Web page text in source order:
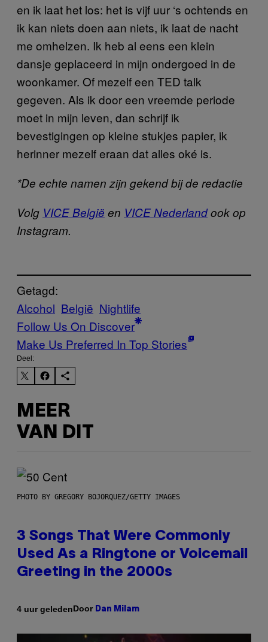
en ik laat het los: het is vijf uur ‘s ochtends en
ik kan niets doen aan niets, ik laat de nacht
me omhelzen. Ik heb al eens een klein
dansje geplaceerd in mijn ondergoed in de
woonkamer. Of mezelf een TED talk
gegeven. Als ik door een vreemde periode
moet in mijn leven, dan schrijf ik
bevestigingen op kleine stukjes papier, ik
herinner mezelf eraan dat alles oké is.
*De echte namen zijn gekend bij de redactie
Volg VICE België en VICE Nederlandook op
Instagram.
Getagd:
Alcohol België Nightlife
Follow Us On Discover
Make Us Preferred In Top Stories
Deel:
MEER
VAN DIT
PHOTO BY GREGORY BOJORQUEZ/GETTY IMAGES
3 Songs That Were Commonly
Used As a Ringtone or Voicemail
Greeting in the 2000s
4 uur geledenDoor Dan Milam